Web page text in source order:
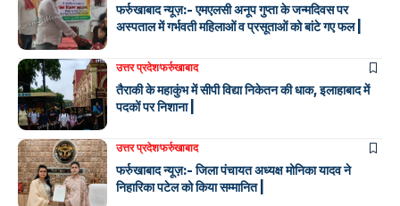
फर्रुखाबाद न्यूज़:- एमएलसी अनूप गुप्ता के जन्मदिवस पर
अस्पताल में गर्भवती महिलाओं व प्रसूताओं को बांटे गए फल |
उत्तर प्रदेशफर्रुखाबाद
तैराकी के महाकुंभ में सीपी विद्या निकेतन की धाक, इलाहाबाद में
पदकों पर निशाना |
उत्तर प्रदेशफर्रुखाबाद
फर्रुखाबाद न्यूज़:- जिला पंचायत अध्यक्ष मोनिका यादव ने
निहारिका पटेल को किया सम्मानित |